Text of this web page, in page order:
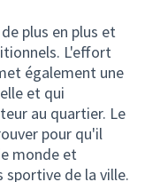
plus en plus et
L'effort
également une
et qui
au quartier. Le
pour qu'il
monde et
de la ville.